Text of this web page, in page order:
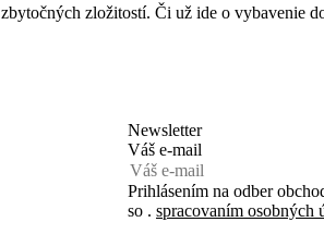
zložitostí. Či už ide o vybavenie
Newsletter
Váš e-mail
Prihlásením na odber
so . spracovaním osobných